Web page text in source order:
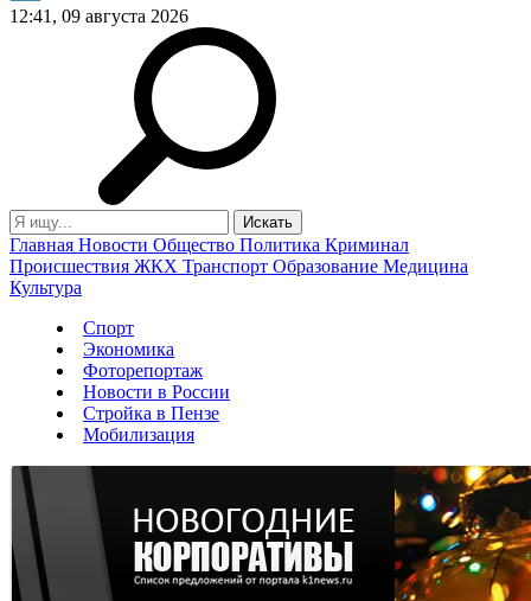
12:41, 09 августа 2026
Главная Новости Общество Политика Криминал
Происшествия ЖКХ Транспорт Образование Медицина
Культура
Спорт
Экономика
Фоторепортаж
Новости в России
Стройка в Пензе
Мобилизация